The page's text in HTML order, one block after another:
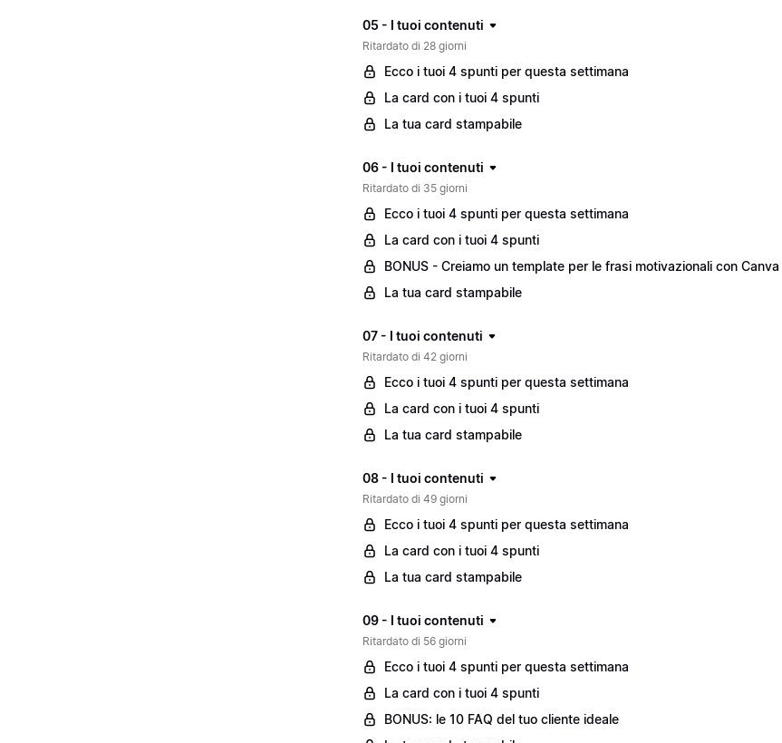
05 - I tuoi contenuti
Ritardato di 28 giorni
Ecco i tuoi 4 spunti per questa settimana
La card con i tuoi 4 spunti
La tua card stampabile
06 - I tuoi contenuti
Ritardato di 35 giorni
Ecco i tuoi 4 spunti per questa settimana
La card con i tuoi 4 spunti
BONUS - Creiamo un template per le frasi motivazionali con Canva
La tua card stampabile
07 - I tuoi contenuti
Ritardato di 42 giorni
Ecco i tuoi 4 spunti per questa settimana
La card con i tuoi 4 spunti
La tua card stampabile
08 - I tuoi contenuti
Ritardato di 49 giorni
Ecco i tuoi 4 spunti per questa settimana
La card con i tuoi 4 spunti
La tua card stampabile
09 - I tuoi contenuti
Ritardato di 56 giorni
Ecco i tuoi 4 spunti per questa settimana
La card con i tuoi 4 spunti
BONUS: le 10 FAQ del tuo cliente ideale